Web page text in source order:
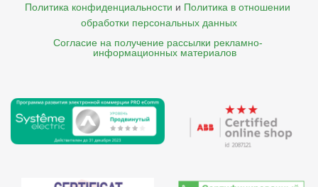
Политика конфиденциальности и Политика в отношении
обработки персональных данных
Согласие на получение рассылки рекламно-
    информационных материалов